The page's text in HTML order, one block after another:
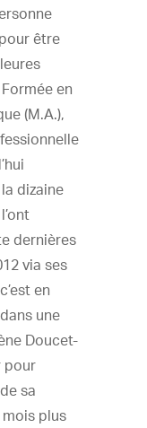
être
en
(M.A.),
dizaine
dernières
via ses
en
une
Doucet-
pour
sa
plus